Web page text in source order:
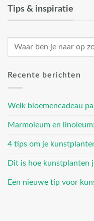
Tips & inspiratie
Recente berichten
Welk bloemencadeau
Marmoleum en
4 tips om je
Dit is hoe kunstplanten
Een nieuwe tip voor